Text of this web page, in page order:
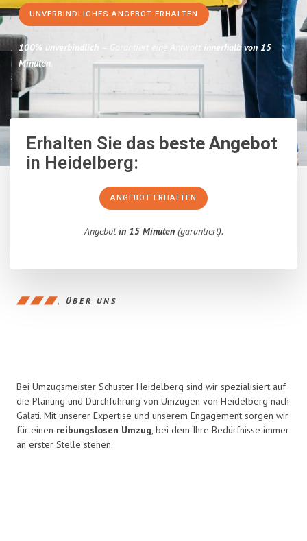
UNVERBINDLICHES ANGEBOT ERHALTEN
100% unverbindlich – Garantiert eine Antwort innerhalb von 15
Minuten.
Erhalten Sie dasbeste Angebot
in Heidelberg:
ANGEBOT ERHALTEN
Angebotin 15 Minuten(garantiert).
ÜBER UNS
Bei Umzugsmeister Schuster Heidelberg sind wir spezialisiert auf
die Planung und Durchführung von Umzügen von Heidelberg nach
Galati. Mit unserer Expertise und unserem Engagement sorgen wir
für einen reibungslosen Umzug, bei dem Ihre Bedürfnisse immer
an erster Stelle stehen.